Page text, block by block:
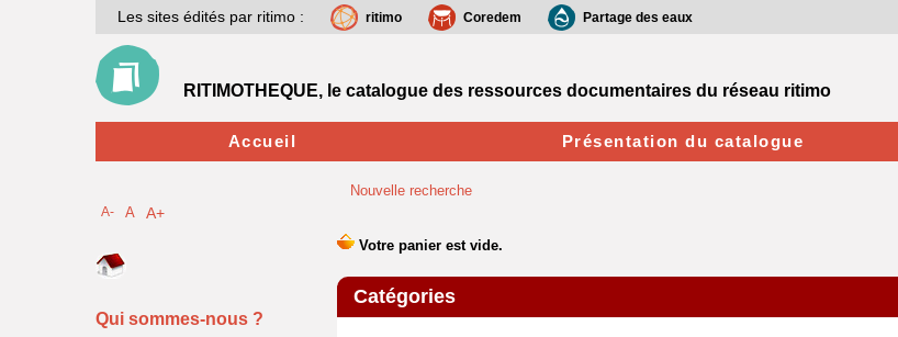
Nouvelle recherche
Catégories
Les sites édités par ritimo : ritimo Coredem Partage des eaux
RITIMOTHEQUE, le catalogue des ressources documentaires du réseau ritimo
Accueil Présentation du catalogue
A- A A+
Qui sommes-nous ?